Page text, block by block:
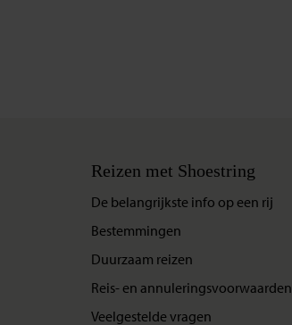
Reizen met Shoestring
De belangrijkste info op een rij
Bestemmingen
Duurzaam reizen
Reis- en annuleringsvoorwaarden
Veelgestelde vragen